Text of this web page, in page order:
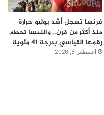
فرنسا تسجل أشد يوليو حرارة
منذ أكثر من قرن.. والنمسا تحطم
رقمها القياسي بدرجة 41 مئوية
أغسطس 5, 2026